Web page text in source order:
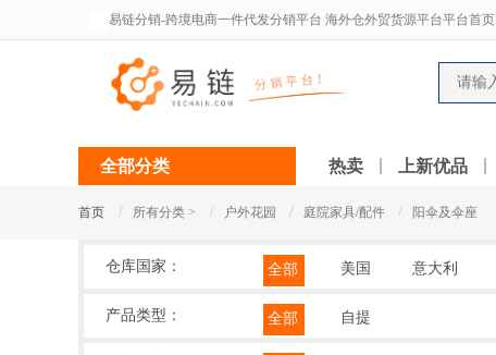
易链分销-跨境电商一件代发分销平台 海外仓外贸货源平台平台首页
全部分类 热卖 上新优品
首页 / 所有分类 > / 户外花园 / 庭院家具/配件 / 阳伞及伞座
仓库国家： 全部 美国 意大利
产品类型： 全部 自提